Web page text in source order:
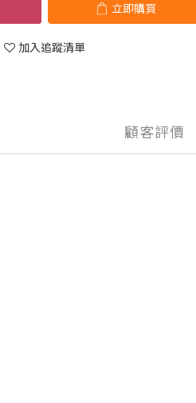
立即購買
加入追蹤清單
顧客評價